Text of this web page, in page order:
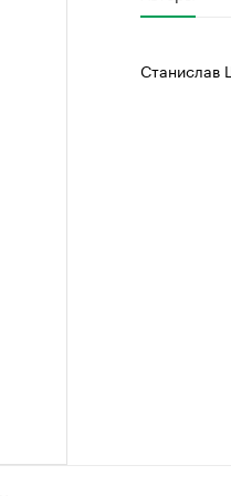
Станислав